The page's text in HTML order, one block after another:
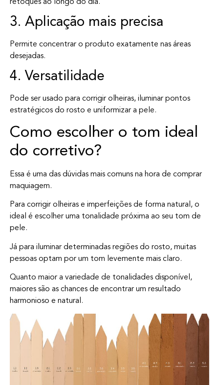
retoques ao longo do dia.
3. Aplicação mais precisa
Permite concentrar o produto exatamente nas áreas
desejadas.
4. Versatilidade
Pode ser usado para corrigir olheiras, iluminar pontos
estratégicos do rosto e uniformizar a pele.
Como escolher o tom ideal
do corretivo?
Essa é uma das dúvidas mais comuns na hora de comprar
maquiagem.
Para corrigir olheiras e imperfeições de forma natural, o
ideal é escolher uma tonalidade próxima ao seu tom de
pele.
Já para iluminar determinadas regiões do rosto, muitas
pessoas optam por um tom levemente mais claro.
Quanto maior a variedade de tonalidades disponível,
maiores são as chances de encontrar um resultado
harmonioso e natural.